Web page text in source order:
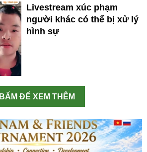
Livestream xúc phạm
người khác có thể bị xử lý
hình sự
BẤM ĐỂ XEM THÊM